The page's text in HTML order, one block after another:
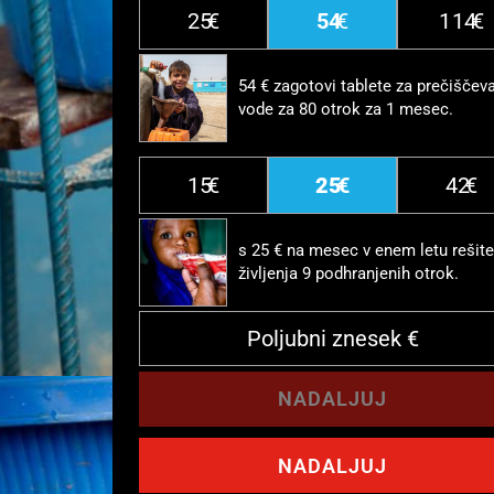
25 54 114
54 € zagotovi tablete za
vode za 80 otrok za 1 mesec.
15 25 42
s 25 € na mesec v enem letu rešite
življenja 9 podhranjenih otrok.
NADALJUJ
NADALJUJ